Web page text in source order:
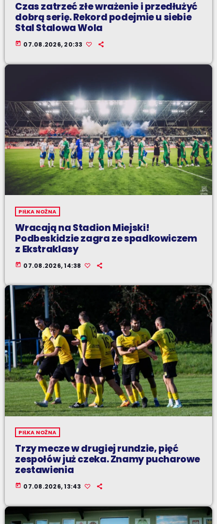
Czas zatrzeć złe wrażenie i przedłużyć
dobrą serię. Rekord podejmie u siebie
Stal Stalowa Wola
today 07.08.2026, 20:33
PIŁKA NOŻNA
Wracają na Stadion Miejski!
Podbeskidzie zagra ze spadkowiczem
z Ekstraklasy
today 07.08.2026, 14:38
PIŁKA NOŻNA
Trzy mecze w drugiej rundzie, pięć
zespołów już czeka. Znamy pucharowe
zestawienia
today 07.08.2026, 13:43